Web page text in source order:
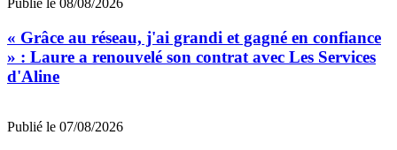
Publié le 08/08/2026
« Grâce au réseau, j'ai grandi et gagné en confiance
» : Laure a renouvelé son contrat avec Les Services
d'Aline
Publié le 07/08/2026